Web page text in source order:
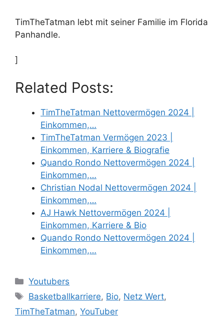
TimTheTatman lebt mit seiner Familie im Florida
Panhandle.
]
Related Posts:
TimTheTatman Nettovermögen 2024 |
Einkommen,…
TimTheTatman Vermögen 2023 |
Einkommen, Karriere & Biografie
Quando Rondo Nettovermögen 2024 |
Einkommen,…
Christian Nodal Nettovermögen 2024 |
Einkommen,…
AJ Hawk Nettovermögen 2024 |
Einkommen, Karriere & Bio
Quando Rondo Nettovermögen 2024 |
Einkommen,…
Categories
Youtubers
Tags
Basketballkarriere, Bio, Netz Wert,
TimTheTatman, YouTuber